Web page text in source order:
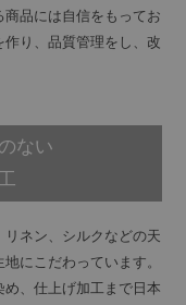
品には自信をもってお
り、品質管理をし、改
ない
ネン、シルクなどの天
にこだわっています。
、仕上げ加工まで日本